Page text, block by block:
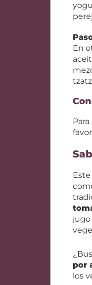
En
por
los